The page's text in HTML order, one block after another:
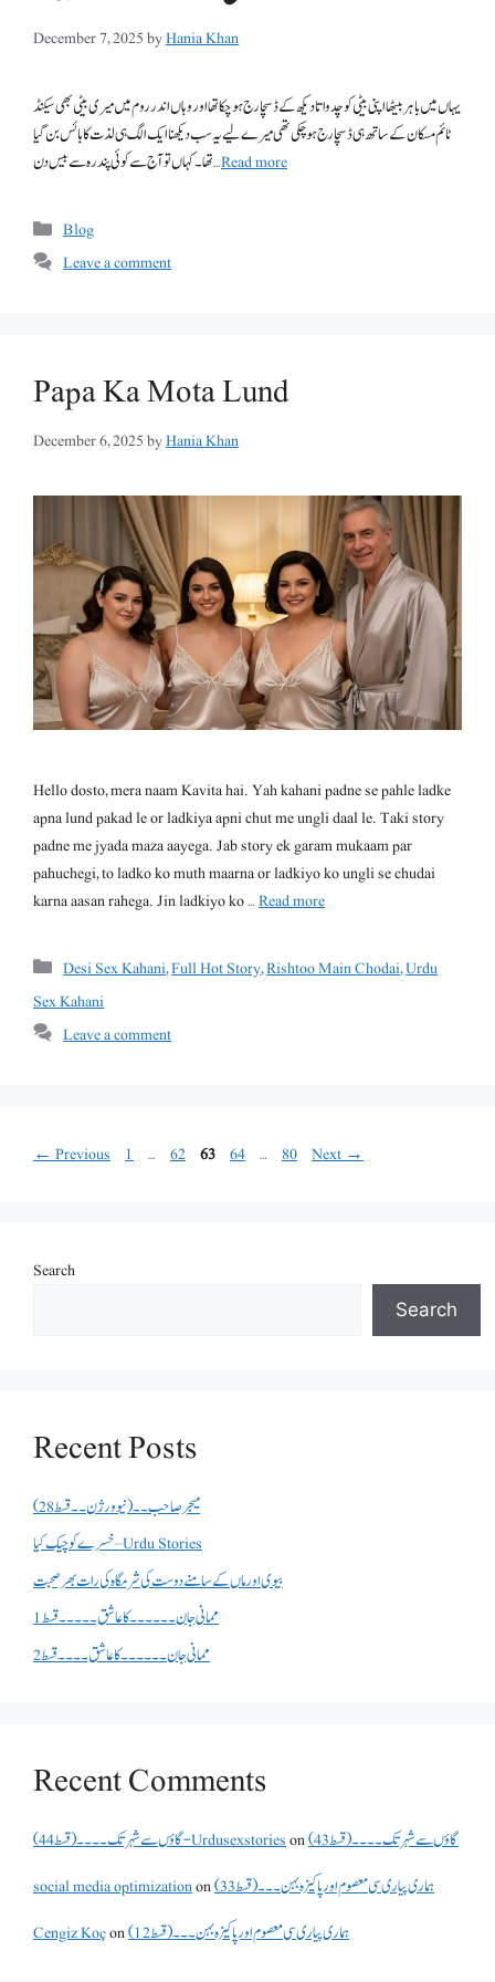
December 7, 2025byHania Khan
یہاں میں باہر بیٹھا اپنی بیٹی کو چدواتا دیکھ کے ڈسچارج ہو چکا تھا اور وہاں اندر روم میں میری بیٹی بھی سیکنڈ
ٹائم مسکان کے ساتھ ہی ڈسچارج ہو چکی تھی میرے لیے یہ سب دیکھنا ایک الگ ہی لذت کا بائس بن گیا
تھا۔ کہاں تو آج سے کوئی پندرہ سے بیس دن …Read more
Categories
Blog
Leave a comment
Papa Ka Mota Lund
December 6, 2025byHania Khan
Hello dosto, mera naam Kavita hai. Yah kahani padne se pahle ladke
apna lund pakad le or ladkiya apni chut me ungli daal le. Taki story
padne me jyada maza aayega. Jab story ek garam mukaam par
pahuchegi, to ladko ko muth maarna or ladkiyo ko ungli se chudai
karna aasan rahega. Jin ladkiyo ko …Read more
Categories
Desi Sex Kahani,Full Hot Story,Rishtoo Main Chodai,Urdu
Sex Kahani
Leave a comment
←Previous Page
1 … Page
62 Page
63 Page
64 … Page
80 Next→
Search
Search
Recent Posts
میجر صاحب۔۔( نیو ورژن ۔۔قسط 28)
خسرے کو چیک کیا – Urdu Stories
بیوی اور ماں کے سامنے دوست کی شرمگاہ کی رات بھر صحبت
ممانی جان ۔۔۔۔۔۔کا عاشق ۔۔۔۔۔قسط 1
ممانی جان ۔۔۔۔۔۔کا عاشق ۔۔۔۔قسط 2
Recent Comments
گاؤں سے شہر تک۔۔۔۔(قسط 44) - Urdusexstorieson
گاؤں سے شہر تک۔۔۔۔(قسط 43)
social media optimizationon
ہماری پیاری سی معصوم اور پاکیزہ بہن۔۔۔(قسط33)
Cengiz Koçon ہماری پیاری سی معصوم اور پاکیزہ بہن۔۔۔(قسط12)